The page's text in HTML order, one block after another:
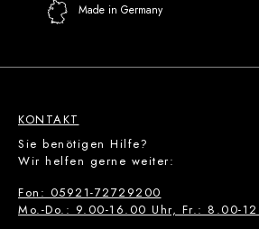
Made in Germany
KONTAKT
Sie benötigen Hilfe?
Wir helfen gerne weiter:
Fon: 05921-72729200
Mo.-Do.: 9.00-16.00 Uhr, Fr.: 8.00-